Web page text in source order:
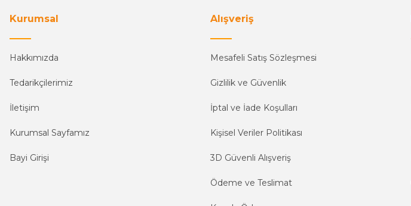
Kurumsal
Hakkımızda
Tedarikçilerimiz
İletişim
Kurumsal Sayfamız
Bayi Girişi
Alışveriş
Mesafeli Satış Sözleşmesi
Gizlilik ve Güvenlik
İptal ve İade Koşulları
Kişisel Veriler Politikası
3D Güvenli Alışveriş
Ödeme ve Teslimat